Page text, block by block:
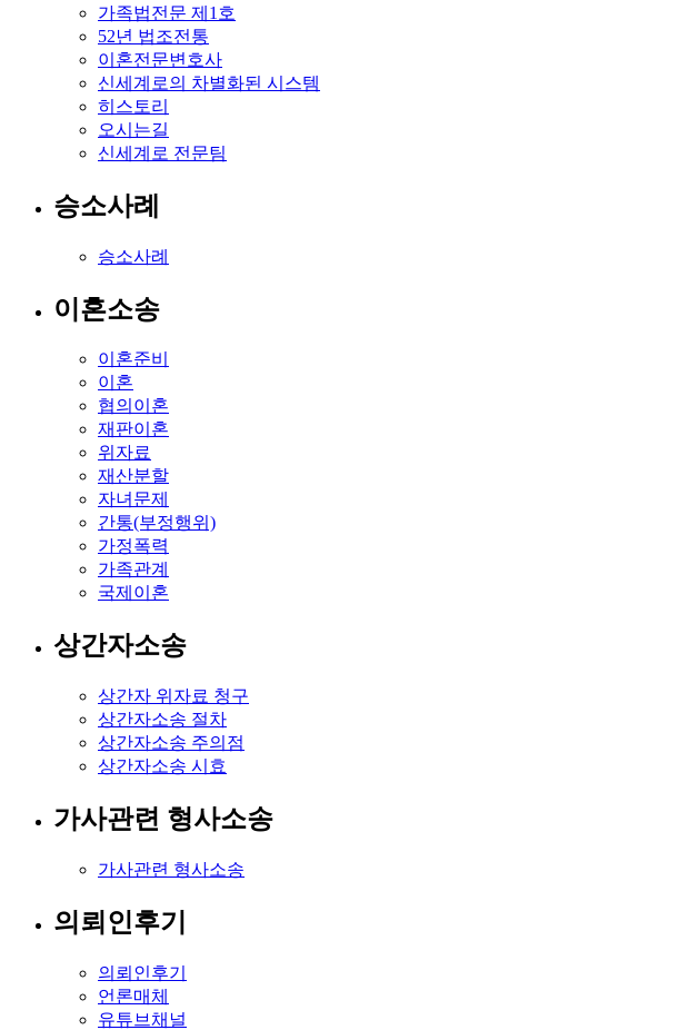
가족법전문 제1호
52년 법조전통
이혼전문변호사
신세계로의 차별화된 시스템
히스토리
오시는길
신세계로 전문팀
승소사례
승소사례
이혼소송
이혼준비
이혼
협의이혼
재판이혼
위자료
재산분할
자녀문제
간통(부정행위)
가정폭력
가족관계
국제이혼
상간자소송
상간자 위자료 청구
상간자소송 절차
상간자소송 주의점
상간자소송 시효
가사관련 형사소송
가사관련 형사소송
의뢰인후기
의뢰인후기
언론매체
유튜브채널